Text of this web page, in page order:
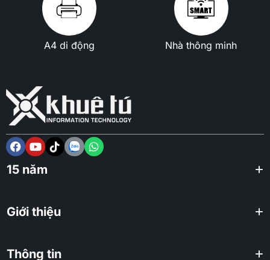
A4 di động Nhà thông minh
15 năm
Giới thiệu
Thông tin